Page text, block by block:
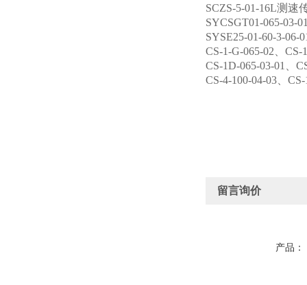
SCZS-5-01-16L测速
SYCSGT01-065-03-
SYSE25-01-60-3-06-
CS-1-G-065-02、
CS-1D-065-03-01、
CS-4-100-04-03、
留言询价
产品：